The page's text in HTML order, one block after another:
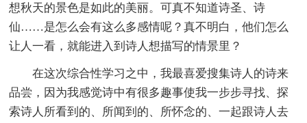
想秋天的景色是如此的美丽。可真不知道诗圣、诗
仙……是怎么会有这么多感情呢？真不明白，他们怎么
让人一看，就能进入到诗人想描写的情景里？
在这次综合性学习之中，我最喜爱搜集诗人的诗来
品尝，因为我感觉诗中有很多趣事使我一步步寻找、探
索诗人所看到的、所闻到的、所怀念的、一起跟诗人去